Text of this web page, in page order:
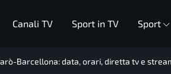
Canali TV Sport in TV Sport
Barcellona: data, orari, diretta tv e